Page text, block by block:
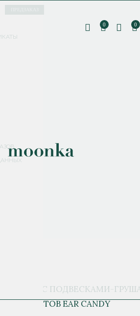
Соглашаюсь с
0 0
СЕРЬГИ С ПОДВЕСКАМИ-
АМЕТИСТОВ EAR CANDY